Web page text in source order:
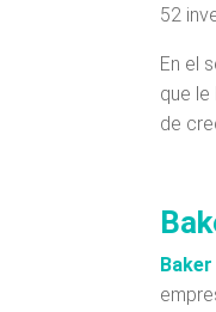
52
En el
que
de